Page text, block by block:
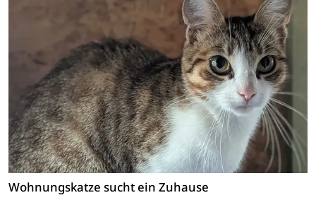
Wohnungskatze sucht ein Zuhause